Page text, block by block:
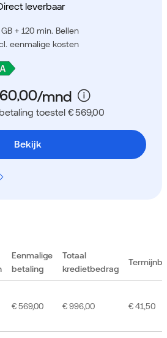
leverbaar
+ 120 min. Bellen
eenmalige kosten
toestel € 569,00
Bekijk
Eenmalige
betaling
Totaal
kredietbedrag
€ 569,00 € 996,00 € 41,50